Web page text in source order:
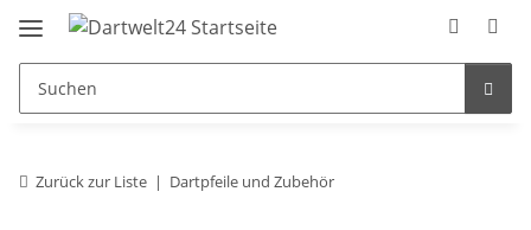
Zurück zur Liste Dartpfeile und Zubehör